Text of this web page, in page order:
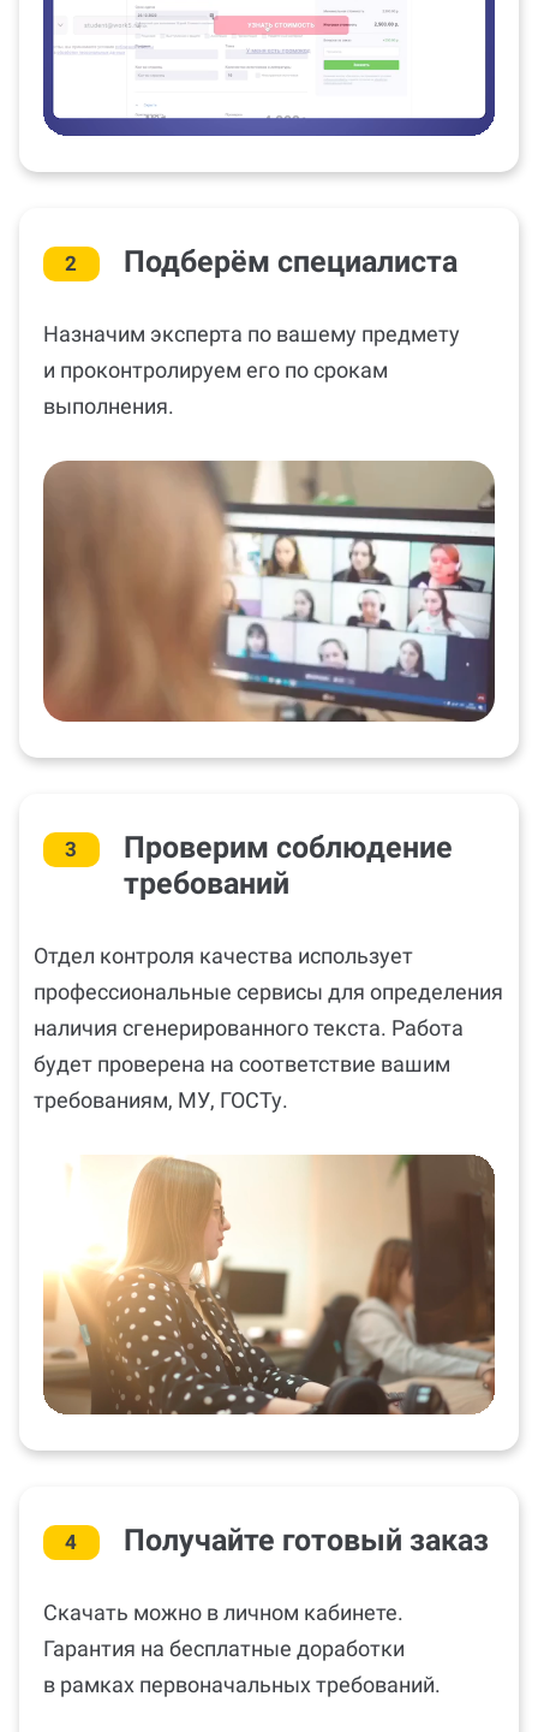
2 Подберём специалиста
Назначим эксперта по вашему предмету
и проконтролируем его по срокам
выполнения.
3
Проверим соблюдение
требований
Отдел контроля качества использует
профессиональные сервисы для определения
наличия сгенерированного текста. Работа
будет проверена на соответствие вашим
требованиям, МУ, ГОСТу.
4 Получайте готовый заказ
Скачать можно в личном кабинете.
Гарантия на бесплатные доработки
в рамках первоначальных требований.